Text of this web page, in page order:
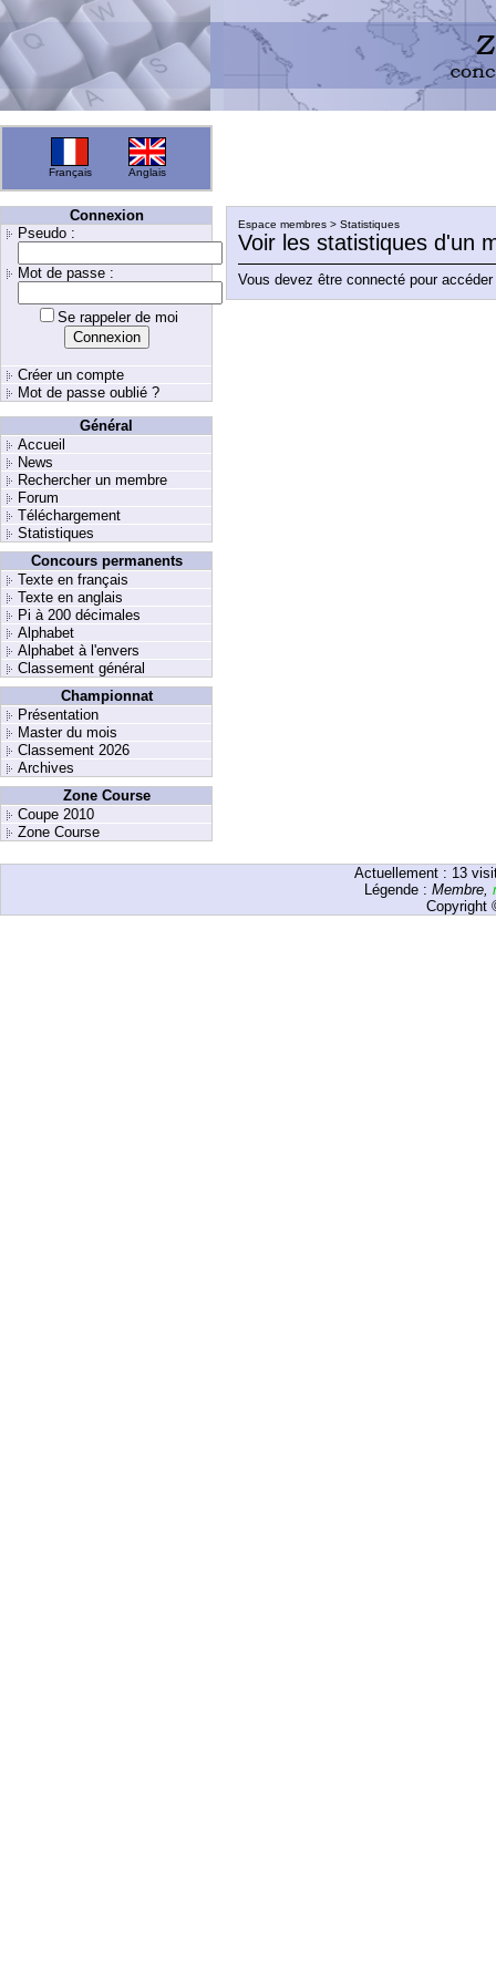
Français Anglais
Connexion
Pseudo :
Mot de passe :
Se rappeler de moi
Créer un compte
Mot de passe oublié ?
Général
Accueil
News
Rechercher un membre
Forum
Téléchargement
Statistiques
Concours permanents
Texte en français
Texte en anglais
Pi à 200 décimales
Alphabet
Alphabet à l'envers
Classement général
Championnat
Présentation
Master du mois
Classement 2026
Archives
Zone Course
Coupe 2010
Zone Course
Espace membres > Statistiques
Voir les statistiques d'un
Vous devez être connecté pour
Actuellement : 13
Légende : Membre,
Copyright